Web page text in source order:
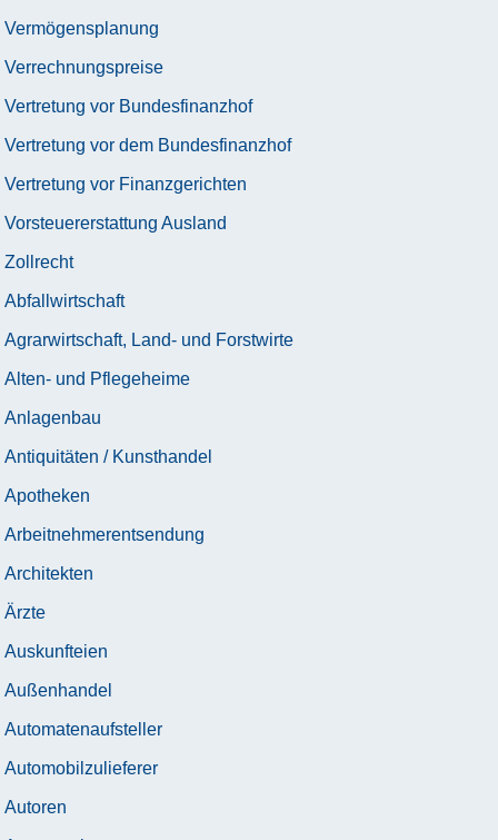
Vermögensplanung
Verrechnungspreise
Vertretung vor Bundesfinanzhof
Vertretung vor dem Bundesfinanzhof
Vertretung vor Finanzgerichten
Vorsteuererstattung Ausland
Zollrecht
Abfallwirtschaft
Agrarwirtschaft, Land- und Forstwirte
Alten- und Pflegeheime
Anlagenbau
Antiquitäten / Kunsthandel
Apotheken
Arbeitnehmerentsendung
Architekten
Ärzte
Auskunfteien
Außenhandel
Automatenaufsteller
Automobilzulieferer
Autoren